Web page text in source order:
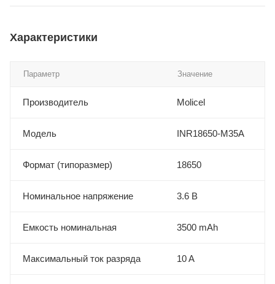
Характеристики
Параметр Значение
Производитель Molicel
Модель INR18650-M35A
Формат (типоразмер) 18650
Номинальное напряжение 3.6 В
Емкость номинальная 3500 mAh
Максимальный ток разряда 10 A